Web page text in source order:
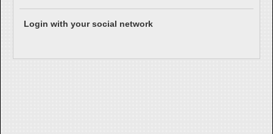
Login with your social network